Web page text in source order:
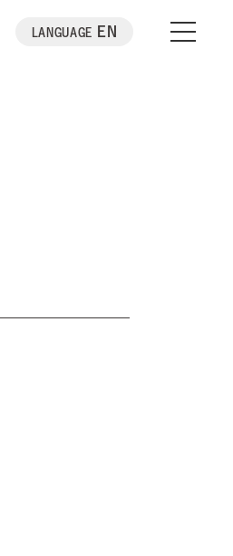
LANGUAGE EN